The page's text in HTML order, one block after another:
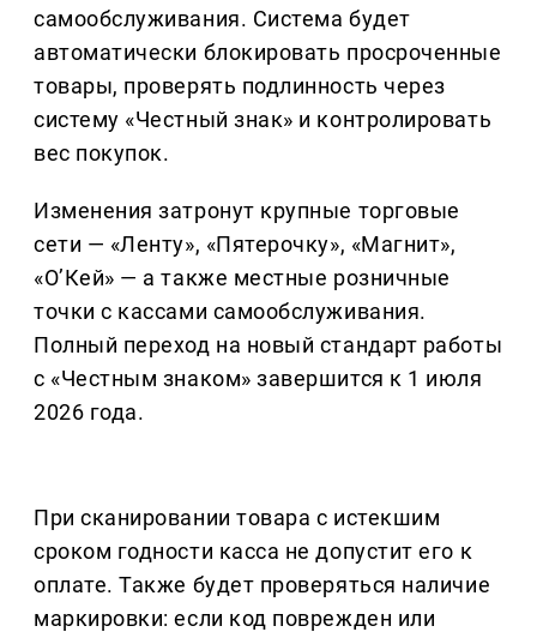
самообслуживания. Система будет
автоматически блокировать просроченные
товары, проверять подлинность через
систему «Честный знак» и контролировать
вес покупок.
Изменения затронут крупные торговые
сети — «Ленту», «Пятерочку», «Магнит»,
«О’Кей» — а также местные розничные
точки с кассами самообслуживания.
Полный переход на новый стандарт работы
с «Честным знаком» завершится к 1 июля
2026 года.
При сканировании товара с истекшим
сроком годности касса не допустит его к
оплате. Также будет проверяться наличие
маркировки: если код поврежден или